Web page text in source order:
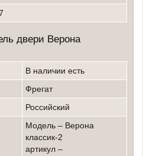
двери Верона
в наличии есть
Фрегат
российский
модель – Верона
классик-2
артикул –